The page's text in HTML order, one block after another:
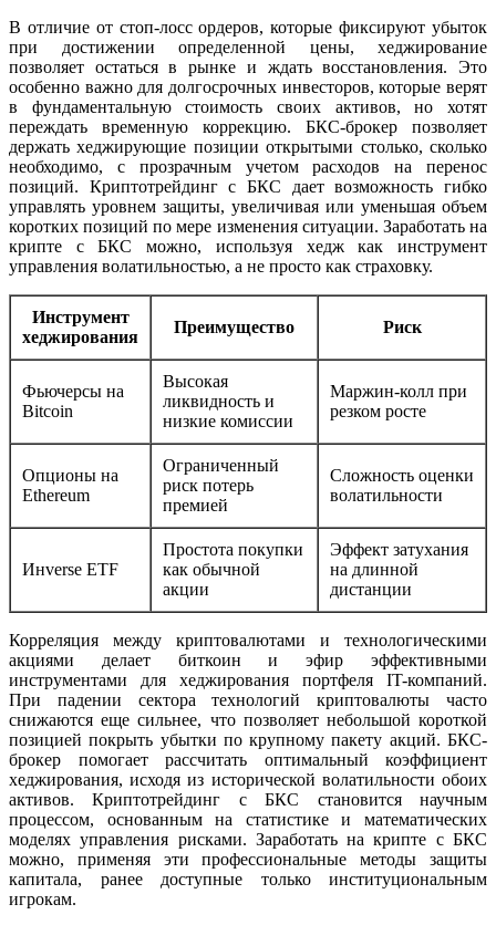
В отличие от стоп-лосс ордеров, которые фиксируют убыток
при достижении определенной цены, хеджирование
позволяет остаться в рынке и ждать восстановления. Это
особенно важно для долгосрочных инвесторов, которые верят
в фундаментальную стоимость своих активов, но хотят
переждать временную коррекцию. БКС-брокер позволяет
держать хеджирующие позиции открытыми столько, сколько
необходимо, с прозрачным учетом расходов на перенос
позиций. Криптотрейдинг с БКС дает возможность гибко
управлять уровнем защиты, увеличивая или уменьшая объем
коротких позиций по мере изменения ситуации. Заработать на
крипте с БКС можно, используя хедж как инструмент
управления волатильностью, а не просто как страховку.
Инструмент
хеджирования
Преимущество Риск
Фьючерсы на
Bitcoin
Высокая
ликвидность и
низкие комиссии
Маржин-колл при
резком росте
Опционы на
Ethereum
Ограниченный
риск потерь
премией
Сложность оценки
волатильности
Инverse ETF
Простота покупки
как обычной
акции
Эффект затухания
на длинной
дистанции
Корреляция между криптовалютами и технологическими
акциями делает биткоин и эфир эффективными
инструментами для хеджирования портфеля IT-компаний.
При падении сектора технологий криптовалюты часто
снижаются еще сильнее, что позволяет небольшой короткой
позицией покрыть убытки по крупному пакету акций. БКС-
брокер помогает рассчитать оптимальный коэффициент
хеджирования, исходя из исторической волатильности обоих
активов. Криптотрейдинг с БКС становится научным
процессом, основанным на статистике и математических
моделях управления рисками. Заработать на крипте с БКС
можно, применяя эти профессиональные методы защиты
капитала, ранее доступные только институциональным
игрокам.